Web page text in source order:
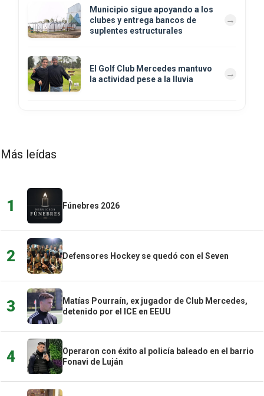
Municipio sigue apoyando a los
clubes y entrega bancos de
suplentes estructurales
El Golf Club Mercedes mantuvo
la actividad pese a la lluvia
Más leídas
1 Fúnebres 2026
2 Defensores Hockey se quedó con el Seven
3
Matías Pourraín, ex jugador de Club Mercedes,
detenido por el ICE en EEUU
4
Operaron con éxito al policía baleado en el barrio
Fonavi de Luján